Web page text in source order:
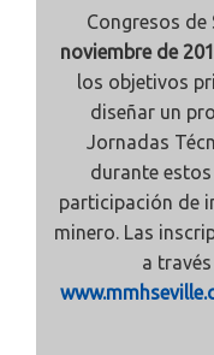
Congresos de
noviembre de
los objetivos
diseñar un
Jornadas
durante
participación de
minero. Las
a